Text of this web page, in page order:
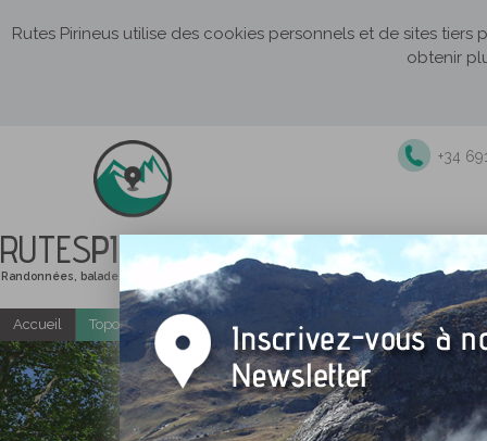
Rutes Pirineus utilise des cookies personnels et de sites
obtenir
RUTESPIRINEUS
Randonnées, balades et itinéraires de montagne
+34
Accueil Topo-guides gratuits Randonnées accompagnées